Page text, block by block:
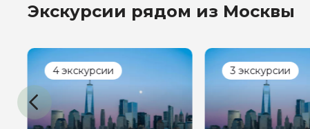
Экскурсии рядом из Москвы
4 экскурсии 3 экскурсии